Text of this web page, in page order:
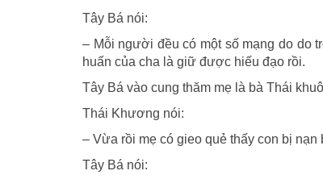
Tây Bá nói:
– Mỗi người đều có một số mạng do do
huấn của cha là giữ được hiếu đạo rồi.
Tây Bá vào cung thăm mẹ là bà Thái
Thái Khương nói:
– Vừa rồi mẹ có gieo quẻ thấy con bị nạn
Tây Bá nói: